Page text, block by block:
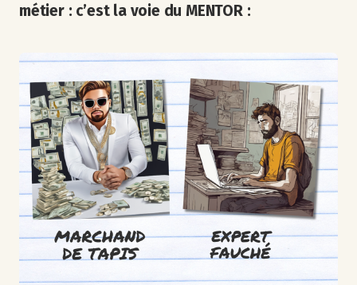
métier : c’est la voie du MENTOR :